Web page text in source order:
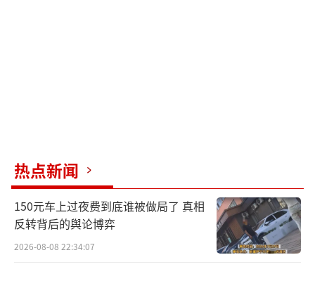
热点新闻
150元车上过夜费到底谁被做局了 真相
反转背后的舆论博弈
2026-08-08 22:34:07